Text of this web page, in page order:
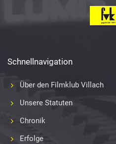
Schnellnavigation
Über den Filmklub Villach
Unsere Statuten
Chronik
Erfolge